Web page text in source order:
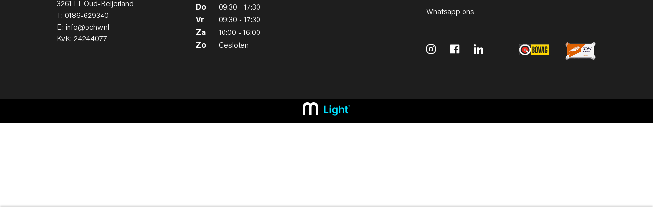
3261 LT Oud-Beijerland
T: 0186-629340
E: info@ochw.nl
KvK: 24244077
Do
09:30 - 17:30
Vr
09:30 - 17:30
Za
10:00 - 16:00
Zo
Gesloten
Whatsapp ons